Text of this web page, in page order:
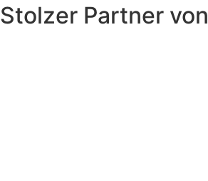
Stolzer Partner von